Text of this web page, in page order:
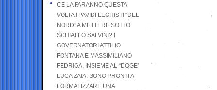
CE LA FARANNO QUESTA
VOLTA I PAVIDI LEGHISTI “DEL
NORD” A METTERE SOTTO
SCHIAFFO SALVINI? I
GOVERNATORI ATTILIO
FONTANA E MASSIMILIANO
FEDRIGA, INSIEME AL “DOGE”
LUCA ZAIA, SONO PRONTI A
FORMALIZZARE UNA